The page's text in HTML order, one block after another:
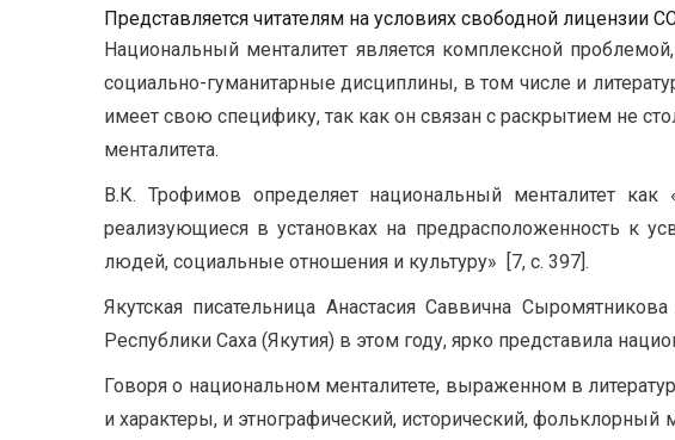
Представляется читателям на условиях свободной лицензии
Национальный менталитет является комплексной
социально-гуманитарные дисциплины, в том числе и
имеет свою специфику, так как он связан с раскрытием не
менталитета.
В.К. Трофимов определяет национальный менталитет
реализующиеся в установках на предрасположенность к
людей, социальные отношения и культуру» [7, с. 397].
Якутская писательница Анастасия Саввична
Республики Саха (Якутия) в этом году, ярко представила
Говоря о национальном менталитете, выраженном в
и характеры, и этнографический, исторический,